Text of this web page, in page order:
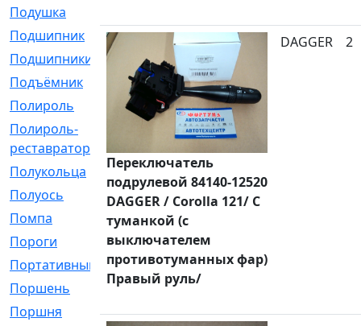
Подушка
Подшипник
[1825]
Подшипники
[106]
Подъёмник
[1]
Полироль
[1]
Полироль-
реставратор
Полукольца
[107]
Полуось
[43]
Помпа
[537]
Пороги
[1]
Портативный
[1]
Поршень
[5]
Поршня
[833]
Переключатель
подрулевой 84140-12520
DAGGER / Corolla 121/ С
туманкой (с
выключателем
противотуманных фар)
Правый руль/
DAGGER 2